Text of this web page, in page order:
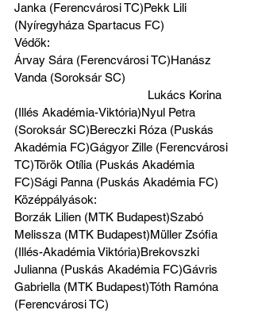
Janka (Ferencvárosi TC)Pekk Lili
(Nyíregyháza Spartacus FC)
Védők:
Árvay Sára (Ferencvárosi TC)Hanász
Vanda (Soroksár SC)
Lukács Korina
(Illés Akadémia-Viktória)Nyul Petra
(Soroksár SC)Bereczki Róza (Puskás
Akadémia FC)Gágyor Zille (Ferencvárosi
TC)Török Otília (Puskás Akadémia
FC)Sági Panna (Puskás Akadémia FC)
Középpályások:
Borzák Lilien (MTK Budapest)Szabó
Melissza (MTK Budapest)Müller Zsófia
(Illés-Akadémia Viktória)Brekovszki
Julianna (Puskás Akadémia FC)Gávris
Gabriella (MTK Budapest)Tóth Ramóna
(Ferencvárosi TC)